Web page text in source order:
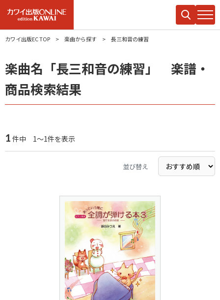
カワイ出版EC TOP 楽曲から探す 長三和音の練習
楽曲名「長三和音の練習」 楽譜・
商品検索結果
1 件中 1～1件を表示
並び替え